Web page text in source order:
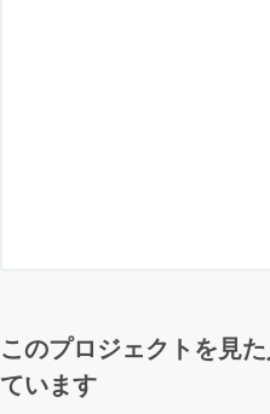
このプロジェクトを見
ています